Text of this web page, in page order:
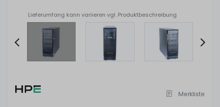
Lieferumfang kann variieren vgl. Produktbeschreibung
of
Merkliste